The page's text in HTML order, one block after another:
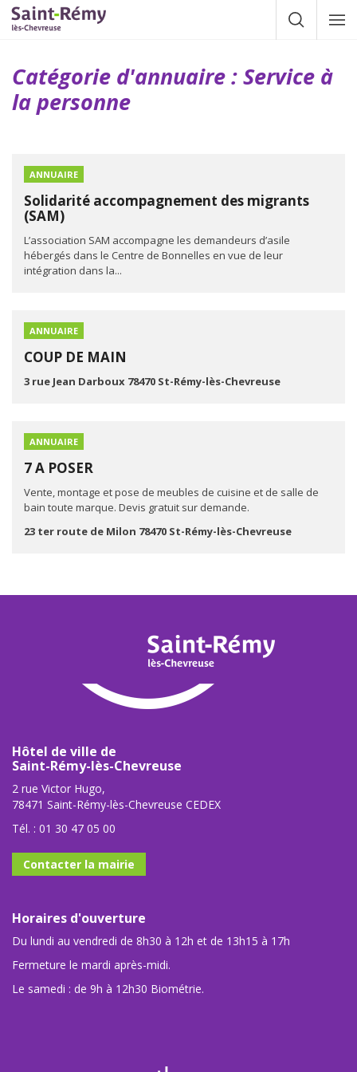
Gestion des traceurs
Afficher la
Catégorie d'annuaire :Service à
la personne
ANNUAIRE
Solidarité accompagnement des migrants
(SAM)
L’association SAM accompagne les demandeurs d’asile
hébergés dans le Centre de Bonnelles en vue de leur
intégration dans la...
ANNUAIRE
COUP DE MAIN
3 rue Jean Darboux 78470 St-Rémy-lès-Chevreuse
ANNUAIRE
7 A POSER
Vente, montage et pose de meubles de cuisine et de salle de
bain toute marque. Devis gratuit sur demande.
23 ter route de Milon 78470 St-Rémy-lès-Chevreuse
Hôtel de ville de
Saint-Rémy-lès-Chevreuse
2 rue Victor Hugo,
78471 Saint-Rémy-lès-Chevreuse CEDEX
Tél. : 01 30 47 05 00
Contacter la mairie
Horaires d'ouverture
Du lundi au vendredi de 8h30 à 12h et de 13h15 à 17h
Fermeture le mardi après-midi.
Le samedi : de 9h à 12h30 Biométrie.